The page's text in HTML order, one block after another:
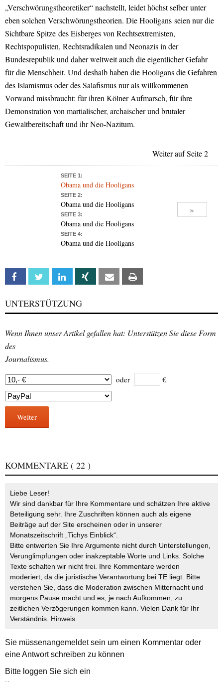
„Verschwörungstheoretiker“ nachstellt, leidet höchst selber unter
eben solchen Verschwörungstheorien. Die Hooligans seien nur die
Sichtbare Spitze des Eisberges von Rechtsextremisten,
Rechtspopulisten, Rechtsradikalen und Neonazis in der
Bundesrepublik und daher weltweit auch die eigentlicher Gefahr
für die Menschheit. Und deshalb haben die Hooligans die Gefahren
des Islamismus oder des Salafismus nur als willkommenen
Vorwand missbraucht: für ihren Kölner Aufmarsch, für ihre
Demonstration von martialischer, archaischer und brutaler
Gewaltbereitschaft und ihr Neo-Nazitum.
Weiter auf Seite 2
SEITE 1:
Obama und die Hooligans
SEITE 2:
Obama und die Hooligans
SEITE 3:
Obama und die Hooligans
SEITE 4:
Obama und die Hooligans
»
Facebook Twitter Linkedin Xing Email
UNTERSTÜTZUNG
Wenn Ihnen unser Artikel gefallen hat: Unterstützen Sie diese Form
des
Journalismus.
oder €
Weiter
KOMMENTARE ( 22 )
Liebe Leser!
Wir sind dankbar für Ihre Kommentare und schätzen Ihre aktive
Beteiligung sehr. Ihre Zuschriften können auch als eigene
Beiträge auf der Site erscheinen oder in unserer
Monatszeitschrift „Tichys Einblick“.
Bitte entwerten Sie Ihre Argumente nicht durch Unterstellungen,
Verunglimpfungen oder inakzeptable Worte und Links. Solche
Texte schalten wir nicht frei. Ihre Kommentare werden
moderiert, da die juristische Verantwortung bei TE liegt. Bitte
verstehen Sie, dass die Moderation zwischen Mitternacht und
morgens Pause macht und es, je nach Aufkommen, zu
zeitlichen Verzögerungen kommen kann. Vielen Dank für Ihr
Verständnis. Hinweis
Sie müssenangemeldetsein um einen Kommentar oder
eine Antwort schreiben zu können
Bitte loggen Sie sich ein